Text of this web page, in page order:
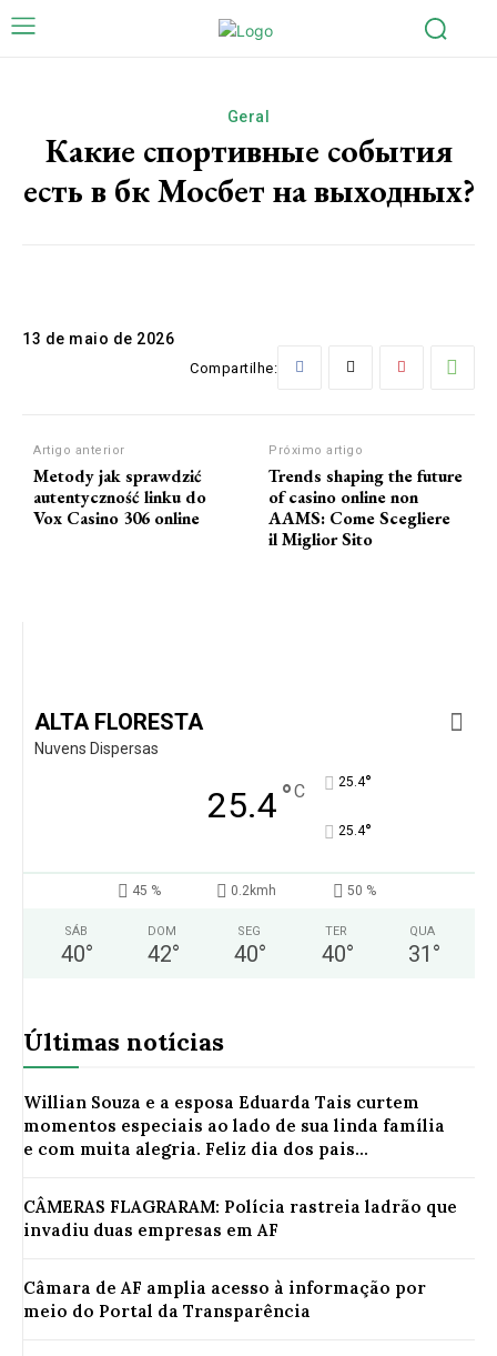
Geral
Какие спортивные события
есть в бк Мосбет на выходных?
13 de maio de 2026
Compartilhe:
Artigo anterior
Metody jak sprawdzić
autentyczność linku do
Vox Casino 306 online
Próximo artigo
Trends shaping the future
of casino online non
AAMS: Come Scegliere
il Miglior Sito
ALTA FLORESTA
Nuvens Dispersas
25.4°C 25.4°
25.4°
45 % 0.2kmh 50 %
SÁB
40°
DOM
42°
SEG
40°
TER
40°
QUA
31 °
Últimas notícias
Willian Souza e a esposa Eduarda Tais curtem
momentos especiais ao lado de sua linda família
e com muita alegria. Feliz dia dos pais...
CÂMERAS FLAGRARAM: Polícia rastreia ladrão que
invadiu duas empresas em AF
Câmara de AF amplia acesso à informação por
meio do Portal da Transparência